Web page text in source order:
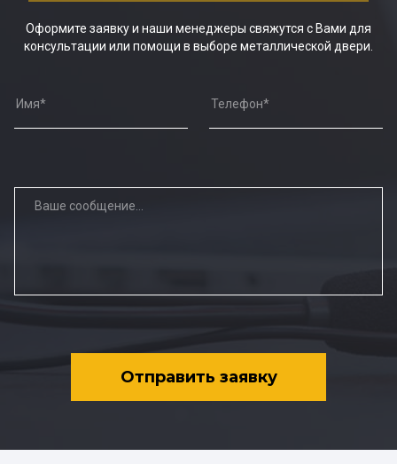
Оформите заявку и наши менеджеры свяжутся с Вами для
консультации или помощи в выборе металлической двери.
Отправить заявку